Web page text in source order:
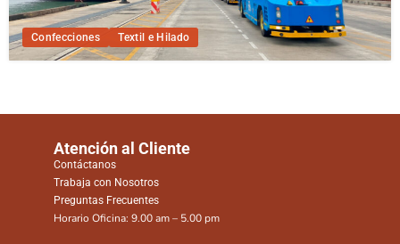
Confecciones Textil e Hilado
Atención al Cliente
Contáctanos
Trabaja con Nosotros
Preguntas Frecuentes
Horario Oficina: 9.00 am – 5.00 pm